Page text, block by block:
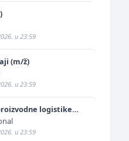
u 23:59
(m/ž)
u 23:59
logistike
u proizvodnji) (m/
u 23:59